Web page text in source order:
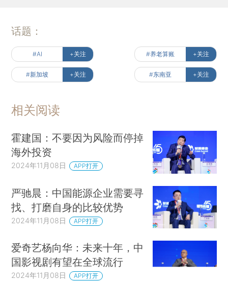
话题：
#AI +关注 #养老算账 +关注
#新加坡 +关注 #东南亚 +关注
相关阅读
霍建国：不要因为风险而停掉
海外投资
2024年11月08日 APP打开
严驰晨：中国能源企业需要寻
找、打磨自身的比较优势
2024年11月08日 APP打开
爱奇艺杨向华：未来十年，中
国影视剧有望在全球流行
2024年11月08日 APP打开